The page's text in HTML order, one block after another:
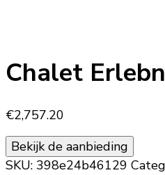
Chalet
€2,757.20
Bekijk de aanbieding
SKU: 398e24b46129